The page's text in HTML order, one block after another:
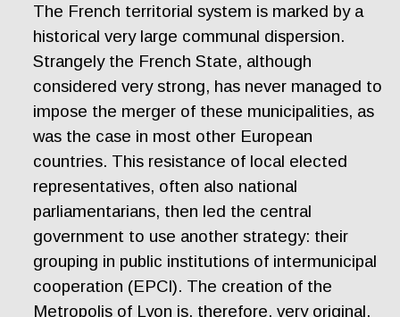
The French territorial system is marked by a
historical very large communal dispersion.
Strangely the French State, although
considered very strong, has never managed to
impose the merger of these municipalities, as
was the case in most other European
countries. This resistance of local elected
representatives, often also national
parliamentarians, then led the central
government to use another strategy: their
grouping in public institutions of intermunicipal
cooperation (EPCI). The creation of the
Metropolis of Lyon is, therefore, very original.